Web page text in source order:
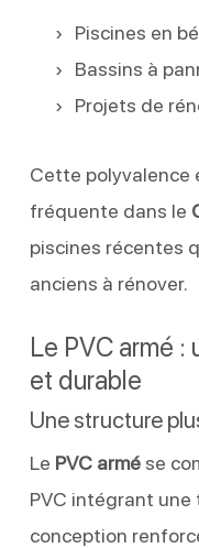
Piscines en
Bassins à
Projets de
Cette polyvalence
fréquente dans le
piscines récentes
anciens à rénover.
Le PVC armé :
et durable
Une structure
Le PVC armése
PVC intégrant
conception